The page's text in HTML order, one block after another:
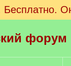
Бесплатно.